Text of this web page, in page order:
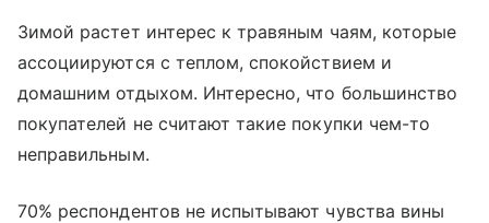
Зимой растет интерес к травяным чаям, которые
ассоциируются с теплом, спокойствием и
домашним отдыхом. Интересно, что большинство
покупателей не считают такие покупки чем-то
неправильным.
70% респондентов не испытывают чувства вины